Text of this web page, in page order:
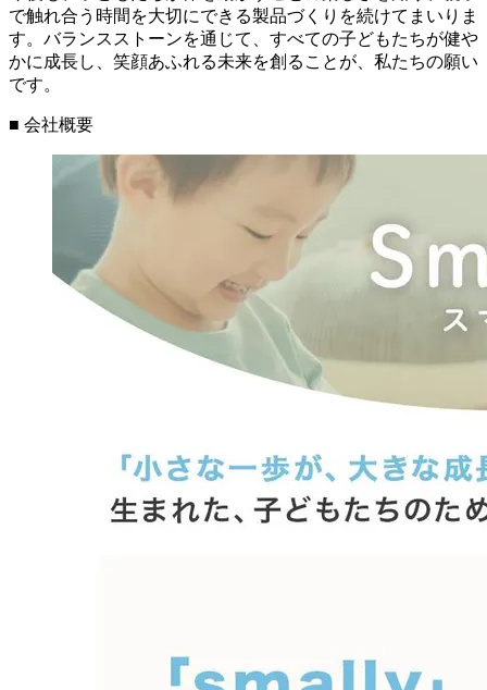
で触れ合う時間を大切にできる製品づくりを続けてまいりま
す。バランスストーンを通じて、すべての子どもたちが健や
かに成長し、笑顔あふれる未来を創ることが、私たちの願い
です。
■ 会社概要